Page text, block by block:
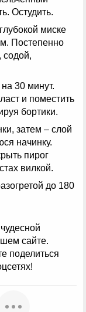
Остудить.
миске
Постепенно
содой,
30 минут.
и поместить
бортики.
затем – слой
начинку.
пирог
вилкой.
до 180
сайте.
поделиться